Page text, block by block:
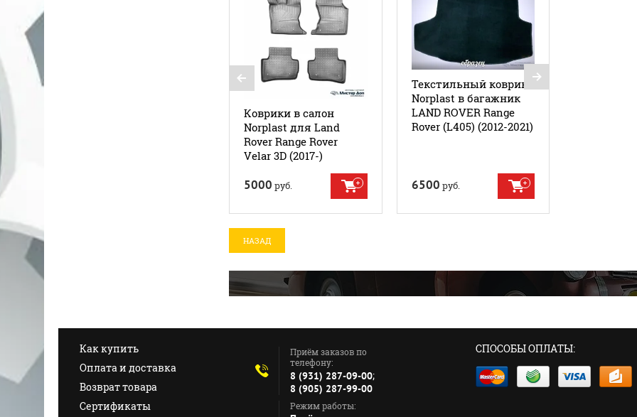
Коврики в салон
Norplast для Land
Rover Range Rover
Velar 3D (2017-)
5000 руб.
Текстильный коврик
Norplast в багажник
LAND ROVER Range
Rover (L405) (2012-2021)
6500 руб.
НАЗАД
Как купить
Оплата и доставка
Возврат товара
Сертификаты
Приём заказов по
телефону:
8 (931) 287-09-00;
8 (905) 287-99-00
Режим работы:
СПОСОБЫ ОПЛАТЫ: